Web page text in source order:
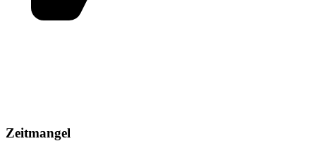
Zeitmangel